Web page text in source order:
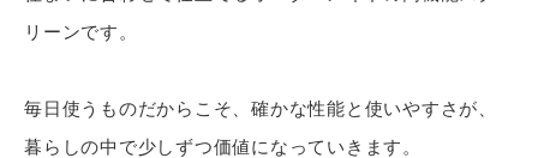
リーンです。
毎日使うものだからこそ、確かな性能と使いやすさが、
暮らしの中で少しずつ価値になっていきます。